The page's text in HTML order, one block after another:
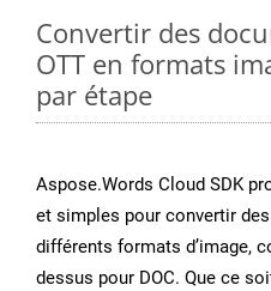
Convertir des
OTT en formats
par étape
Aspose.Words Cloud SDK
et simples pour convertir
différents formats d’image,
dessus pour DOC. Que ce